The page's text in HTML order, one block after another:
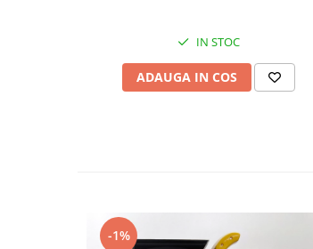
IN STOC
ADAUGA IN COS
-1%